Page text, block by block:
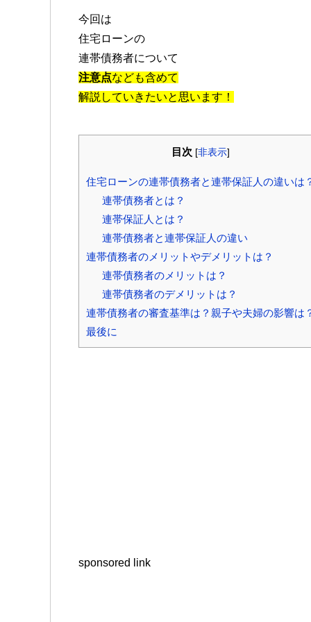
今回は
住宅ローンの
連帯債務者について
注意点なども含めて
解説していきたいと思います！
目次 [非表示]
住宅ローンの連帯債務者と連帯保証人の違いは
連帯債務者とは？
連帯保証人とは？
連帯債務者と連帯保証人の違い
連帯債務者のメリットやデメリットは？
連帯債務者のメリットは？
連帯債務者のデメリットは？
連帯債務者の審査基準は？親子や夫婦の影響は
最後に
sponsored link